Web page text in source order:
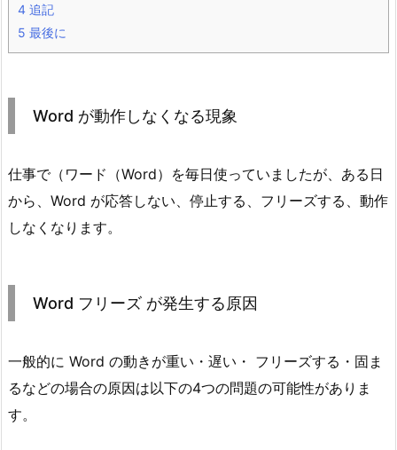
4 追記
5 最後に
Word が動作しなくなる現象
仕事で（ワード（Word）を毎日使っていましたが、ある日
から、Word が応答しない、停止する、フリーズする、動作
しなくなります。
Word フリーズ が発生する原因
一般的に Word の動きが重い・遅い・ フリーズする・固ま
るなどの場合の原因は以下の4つの問題の可能性がありま
す。